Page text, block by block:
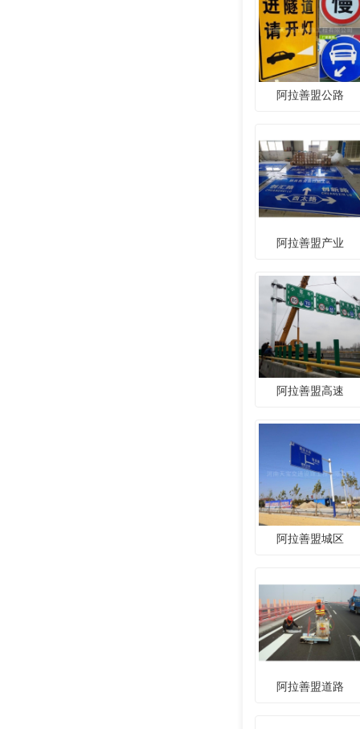
阿拉善盟公路
阿拉善盟产业
阿拉善盟高速
阿拉善盟城区
阿拉善盟道路